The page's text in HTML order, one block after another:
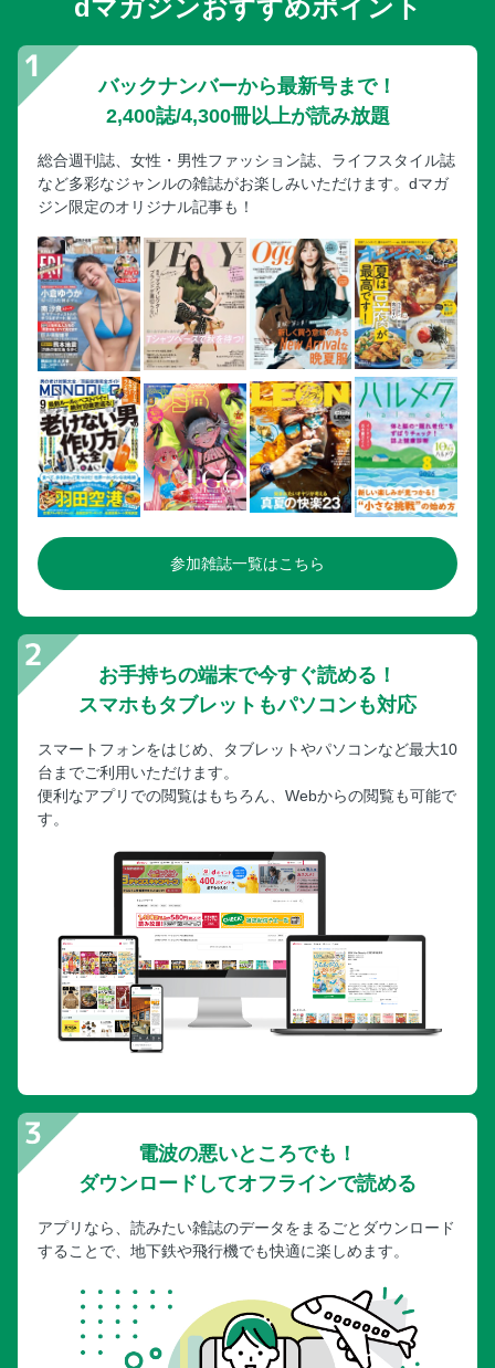
dマガジンおすすめポイント
バックナンバーから最新号まで！
2,400誌/4,300冊以上が読み放題
総合週刊誌、女性・男性ファッション誌、ライフスタイル誌
など多彩なジャンルの雑誌がお楽しみいただけます。dマガ
ジン限定のオリジナル記事も！
参加雑誌一覧はこちら
お手持ちの端末で今すぐ読める！
スマホもタブレットもパソコンも対応
スマートフォンをはじめ、タブレットやパソコンなど最大10
台までご利用いただけます。
便利なアプリでの閲覧はもちろん、Webからの閲覧も可能で
す。
電波の悪いところでも！
ダウンロードしてオフラインで読める
アプリなら、読みたい雑誌のデータをまるごとダウンロード
することで、地下鉄や飛行機でも快適に楽しめます。